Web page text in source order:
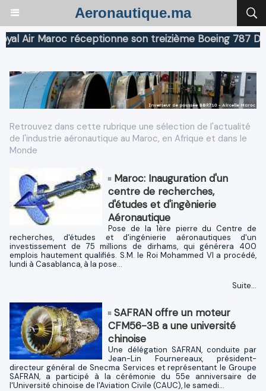
Aeronautique.ma
Maroc réceptionne son treizième Boeing 787
Retrouvez dans cette rubrique une sélection de l'actualité
de l'industrie aéronautique au Maroc, en Afrique et dans le
Monde
Maroc: Inauguration d'un
centre de recherches,
d'études et d'ingènierie
Aéronautique
Pose de la 1ère pierre du Centre de
recherches, d'études et d'ingénierie aéronautiques d'un
investissement de 75 millions de dirhams, qui générera 400
emplois hautement qualifiés. S.M. le Roi Mohammed VI a procédé,
lundi à Casablanca, à la pose...
Suite...
SAFRAN offre un moteur
CFM56-3B a une université
chinoise
Une délégation SAFRAN, conduite par
Jean-Lin Fournereaux, président-
directeur général de Snecma Services et représentant le Groupe
SAFRAN, a participé à la cérémonie du 55e anniversaire de
l'Université chinoise de l'Aviation Civile (CAUC), le samedi...